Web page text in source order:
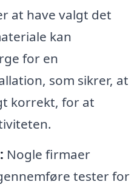
at have valgt det
kan
for en
som sikrer, at
korrekt, for at
Nogle firmaer
tester for